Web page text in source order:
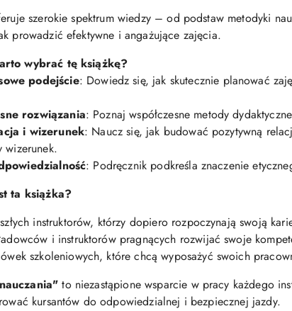
szerokie spektrum wiedzy – od podstaw metodyki
prowadzić efektywne i angażujące zajęcia.
wybrać tę książkę?
podejście: Dowiedz się, jak skutecznie planować
rozwiązania: Poznaj współczesne metody
i wizerunek: Naucz się, jak budować pozytywną
wizerunek.
: Podręcznik podkreśla znaczenie
ta książka?
instruktorów, którzy dopiero rozpoczynają swoją
i instruktorów pragnących rozwijać swoje
szkoleniowych, które chcą wyposażyć swoich
to niezastąpione wsparcie w pracy każdego
kursantów do odpowiedzialnej i bezpiecznej jazdy.